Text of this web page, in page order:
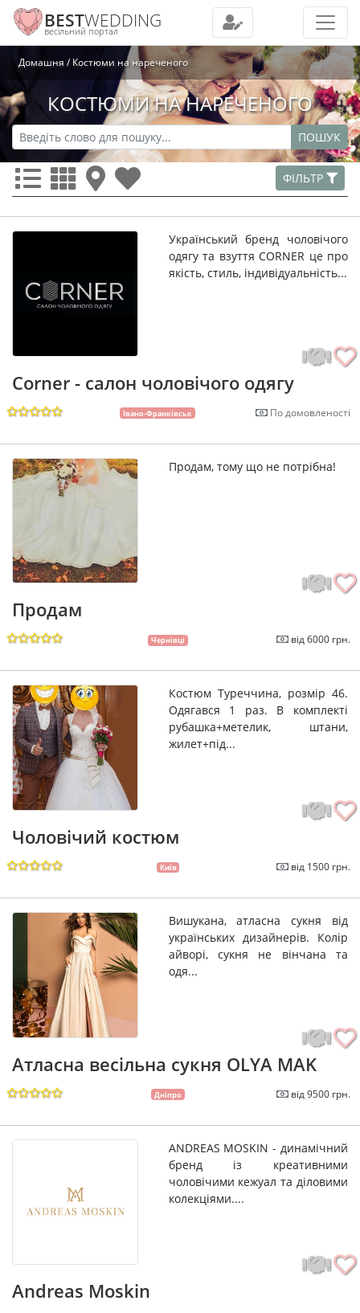
BESTWEDDING
весільний портал
Домашня Костюми на нареченого
КОСТЮМИ НА НАРЕЧЕНОГО
ПОШУК
ФІЛЬТР
Український бренд чоловічого
одягу та взуття CORNER це про
якість, стиль, індивідуальність...
Corner - салон чоловічого одягу
Івано-Франківськ По домовленості
Продам, тому що не потрібна!
Продам
Чернівці від 6000 грн.
Костюм Туреччина, розмір 46.
Одягався 1 раз. В комплекті
рубашка+метелик, штани,
жилет+під...
Чоловічий костюм
Київ від 1500 грн.
Вишукана, атласна сукня від
українських дизайнерів. Колір
айворі, сукня не вінчана та
одя...
Атласна весільна сукня OLYA MAK
Дніпро від 9500 грн.
ANDREAS MOSKIN - динамічний
бренд із креативними
чоловічими кежуал та діловими
колекціями....
Andreas Moskin